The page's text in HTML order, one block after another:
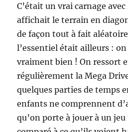
C’était un vrai carnage
affichait le terrain en
de façon tout à fait
l’essentiel était ailleurs :
vraiment bien ! On ressort
régulièrement la Mega
quelques parties de temps
enfants ne comprennent
qu’on porte à jouer à un